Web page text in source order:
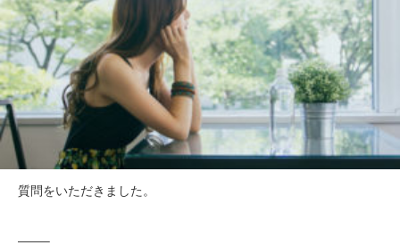
質問をいただきました。
——–